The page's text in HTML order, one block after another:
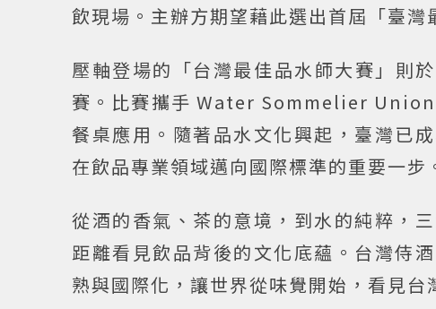
飲現場。主辦方期望藉此選出首屆「臺
壓軸登場的「台灣最佳品水師大賽」則
賽。比賽攜手 Water Sommelier Union
餐桌應用。隨著品水文化興起，臺灣已
在飲品專業領域邁向國際標準的重要一步
從酒的香氣、茶的意境，到水的純粹，
距離看見飲品背後的文化底蘊。台灣侍
熟與國際化，讓世界從味覺開始，看見台